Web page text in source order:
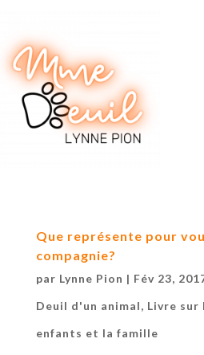
Que représente pour
compagnie?
par Lynne Pion | Fév 23,
Deuil d'un animal, Livre sur
enfants et la famille